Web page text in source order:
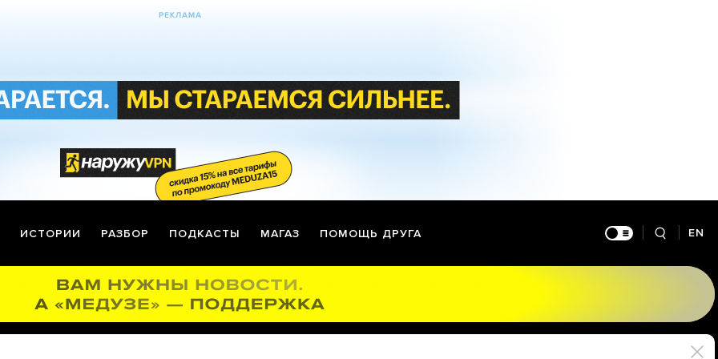
ИСТОРИИ РАЗБОР ПОДКАСТЫ МАГАЗ ПОМОЩЬ ДРУГА EN